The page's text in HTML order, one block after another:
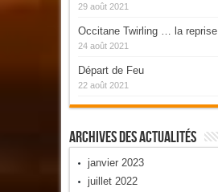
29 août 2021
Occitane Twirling … la reprise
24 août 2021
Départ de Feu
22 août 2021
Archives Des Actualités
janvier 2023
juillet 2022